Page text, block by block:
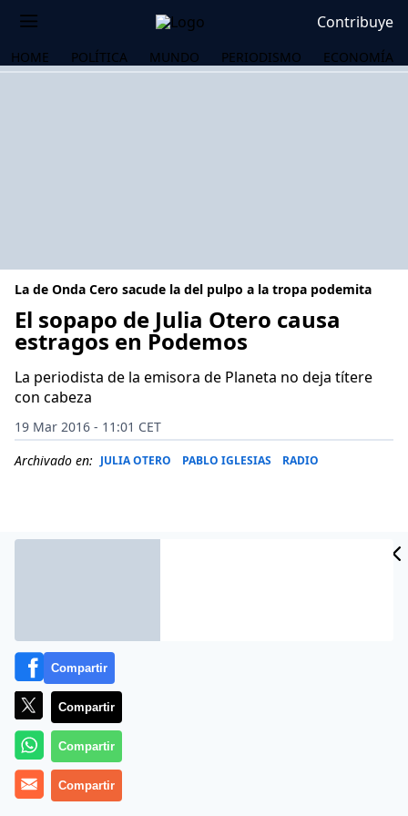
Contribuye
HOME POLÍTICA MUNDO PERIODISMO ECONOMÍA
La de Onda Cero sacude la del pulpo a la tropa podemita
El sopapo de Julia Otero causa
estragos en Podemos
La periodista de la emisora de Planeta no deja títere
con cabeza
19 Mar 2016 - 11:01 CET
Archivado en: JULIA OTERO PABLO IGLESIAS RADIO
Más información
Compartir
Compartir
Compartir
Compartir